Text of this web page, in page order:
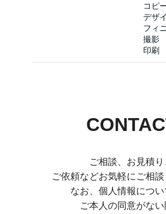
コピ
デザ
フィ
撮影
印刷
ご相談、お見積り
ご依頼などお気軽にご相談
なお、個人情報につい
ご本人の同意がない